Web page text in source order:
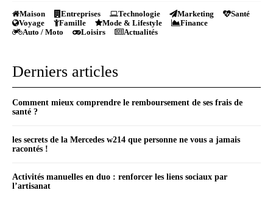
Maison Entreprises Technologie Marketing
Santé
Voyage
Famille Mode & Lifestyle
Finance
Auto / Moto
Loisirs Actualités
Derniers articles
Comment mieux comprendre le remboursement de ses frais de
santé ?
les secrets de la Mercedes w214 que personne ne vous a jamais
racontés !
Activités manuelles en duo : renforcer les liens sociaux par
l’artisanat